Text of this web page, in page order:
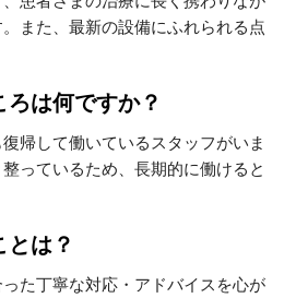
また、最新の設備にふれられる点
は何ですか？
帰して働いているスタッフがいま
っているため、長期的に働けると
は？
た丁寧な対応・アドバイスを心が